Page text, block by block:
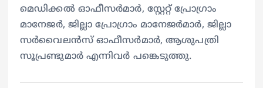
മെഡിക്കല്‍ ഓഫീസര്‍മാര്‍, സ്റ്റേറ്റ് പ്രോഗ്രാം
മാനേജര്‍, ജില്ലാ പ്രോഗ്രാം മാനേജര്‍മാര്‍, ജില്ലാ
സര്‍വൈലന്‍സ് ഓഫീസര്‍മാര്‍, ആശുപത്രി
സൂപ്രണ്ടുമാര്‍ എന്നിവര്‍ പങ്കെടുത്തു.